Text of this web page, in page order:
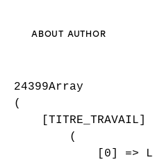
ABOUT AUTHOR
24399Array
(
[TITRE_TRAVAIL]
        (
[0] =>